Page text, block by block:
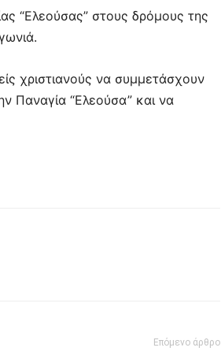
“Ελεούσας” στους δρόμους της
χριστιανούς να συμμετάσχουν
Παναγία “Ελεούσα” και να
Επόμενο άρθρο